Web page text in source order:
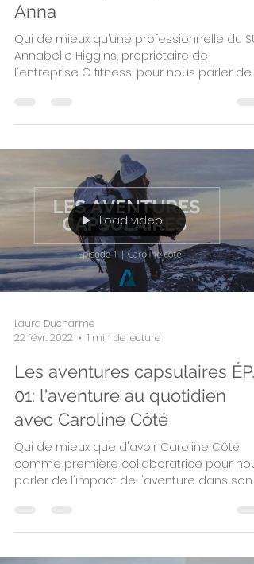
Anna
Qui de mieux qu’une professionnelle du
Annabelle Higgins, propriétaire de
l'entreprise O fitness, pour nous parler de
Load video
Laura Ducharme
22 févr. 2022
1 min de lecture
Les aventures capsulaires ÉP.
01: l'aventure au quotidien
avec Caroline Côté
Qui de mieux que d'avoir Caroline Côté
comme première collaboratrice pour
parler de l'impact de l'aventure dans son